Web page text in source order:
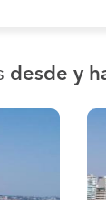
desde y